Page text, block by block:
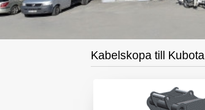
Kabelskopa till Kubota